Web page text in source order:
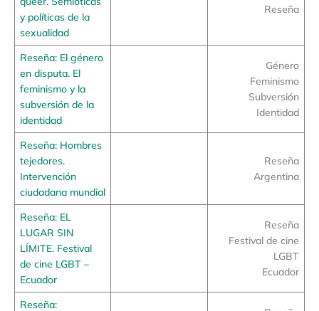
y políticas de la
sexualidad
Reseña
Reseña: El género
en disputa. El
feminismo y la
subversión de la
identidad
Género
Feminismo
Subversión
Identidad
Reseña: Hombres
tejedores.
Intervención
ciudadana mundial
Reseña
Argentina
Reseña: EL
LUGAR SIN
LÍMITE. Festival
de cine LGBT –
Ecuador
Reseña
Festival de cine
LGBT
Ecuador
Reseña: